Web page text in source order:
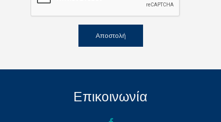
Αποστολή
Επικοινωνία